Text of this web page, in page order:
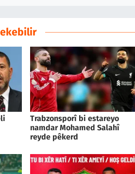
Trabzonsporî bi estareyo
namdar Mohamed Salahî
reyde pêkerd